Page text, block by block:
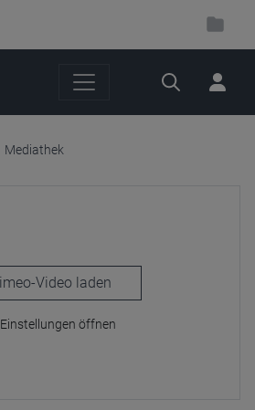
Suche
Mediathek
laden
Einstellungen öffnen